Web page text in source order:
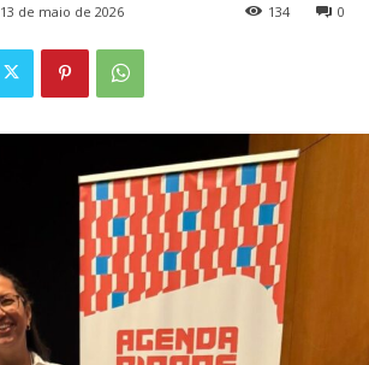
13 de maio de 2026 0
134